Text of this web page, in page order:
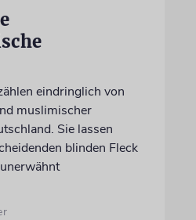
eindringlich von
muslimischer
Sie lassen
blinden Fleck